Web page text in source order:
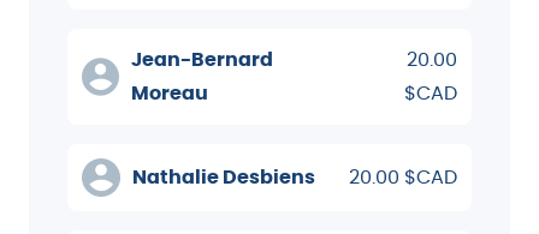
Jean-Bernard
Moreau
20.00
$CAD
Nathalie Desbiens 20.00 $CAD